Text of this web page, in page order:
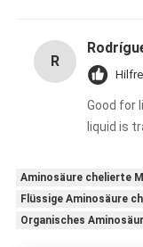
R
Good for
liquid is
Aminosäure chelierte
Flüssige Aminosäure
Organisches